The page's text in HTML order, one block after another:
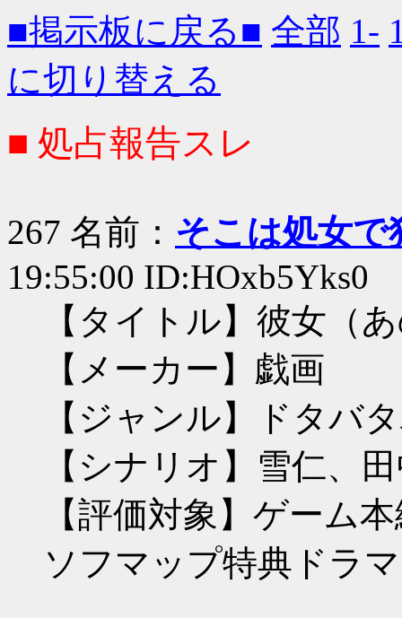
■掲示板に戻る■ 全部 1-
に切り替える
■ 処占報告スレ
267 名前： そこは処女で
19:55:00 ID:HOxb5Yks0
【タイトル】彼女（
【メーカー】戯画
【ジャンル】ドタバ
【シナリオ】雪仁、
【評価対象】ゲーム
ソフマップ特典ドラ